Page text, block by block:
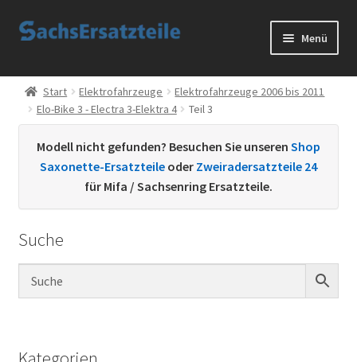
Zur
Zum
Menü
Start
AGB
Datenschutzerklärung
Kontakt
Sachs Ersatzteile
Start Elektrofahrzeuge
Elektrofahrzeuge 2006 bis 2011
Elo-Bike 3 - Electra 3-Elektra 4
Teil 3
Modell nicht gefunden? Besuchen Sie unseren Shop
Saxonette-Ersatzteile oder Zweiradersatzteile 24
für Mifa / Sachsenring Ersatzteile.
Suche